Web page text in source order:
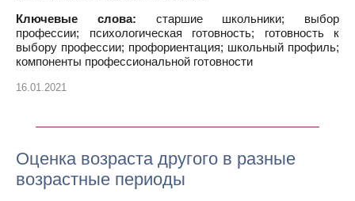
Ключевые слова: старшие школьники; выбор
профессии; психологическая готовность; готовность к
выбору профессии; профориентация; школьный профиль;
компоненты профессиональной готовности
16.01.2021
Оценка возраста другого в разные
возрастные периоды